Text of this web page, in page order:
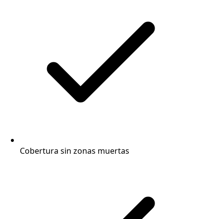
Cobertura sin zonas muertas